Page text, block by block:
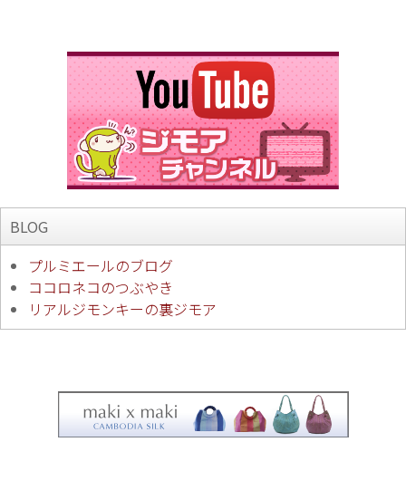
BLOG
プルミエールのブログ
ココロネコのつぶやき
リアルジモンキーの裏ジモア